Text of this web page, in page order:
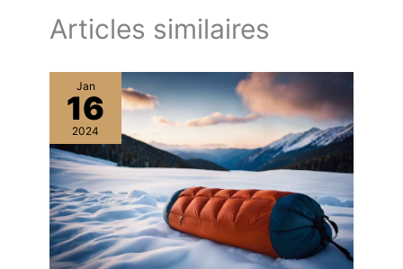
Articles similaires
Jan
16
2024